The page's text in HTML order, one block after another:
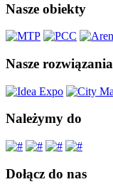
Nasze obiekty
Nasze rozwiązania
Należymy do
Dołącz do nas